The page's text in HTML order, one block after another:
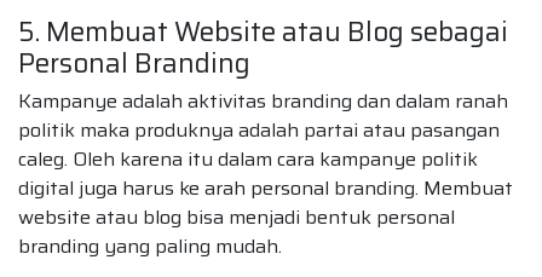
5. Membuat Website atau Blog sebagai
Personal Branding
Kampanye adalah aktivitas branding dan dalam ranah
politik maka produknya adalah partai atau pasangan
caleg. Oleh karena itu dalam cara kampanye politik
digital juga harus ke arah personal branding. Membuat
website atau blog bisa menjadi bentuk personal
branding yang paling mudah.